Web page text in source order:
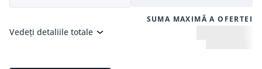
SUMA MAXIMĂ A OFERTEI
Vedeți detaliile totale